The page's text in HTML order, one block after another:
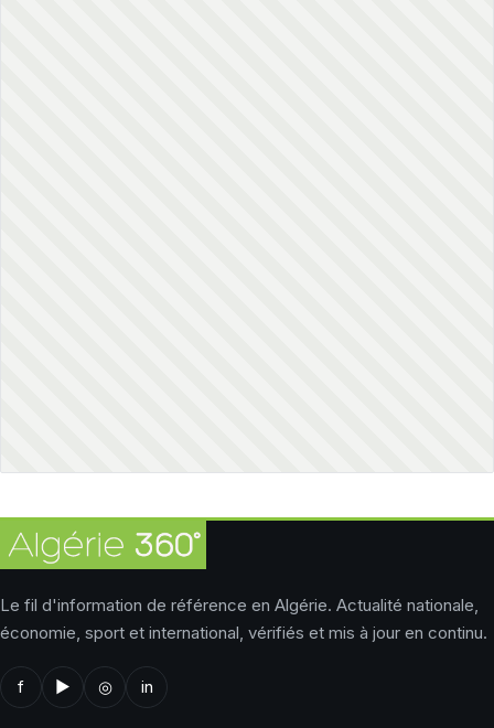
Le fil d'information de référence en Algérie. Actualité nationale,
économie, sport et international, vérifiés et mis à jour en continu.
f ▶ ◎ in